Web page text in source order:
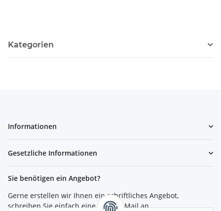
Kategorien
Informationen
Gesetzliche Informationen
Sie benötigen ein Angebot?
Gerne erstellen wir Ihnen ein schriftliches Angebot,
schreiben Sie einfach eine kurze E-Mail an